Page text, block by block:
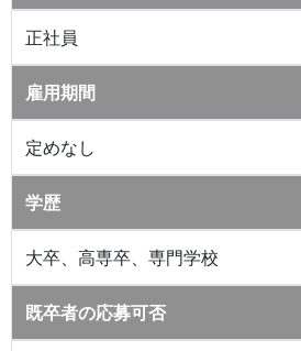
正社員
雇用期間
定めなし
学歴
大卒、高専卒、専門学校
既卒者の応募可否